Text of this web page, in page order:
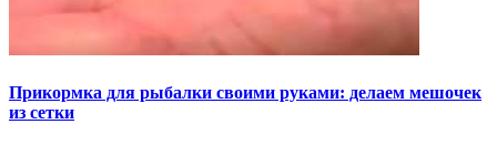
Прикормка для рыбалки своими руками: делаем мешочек
из сетки